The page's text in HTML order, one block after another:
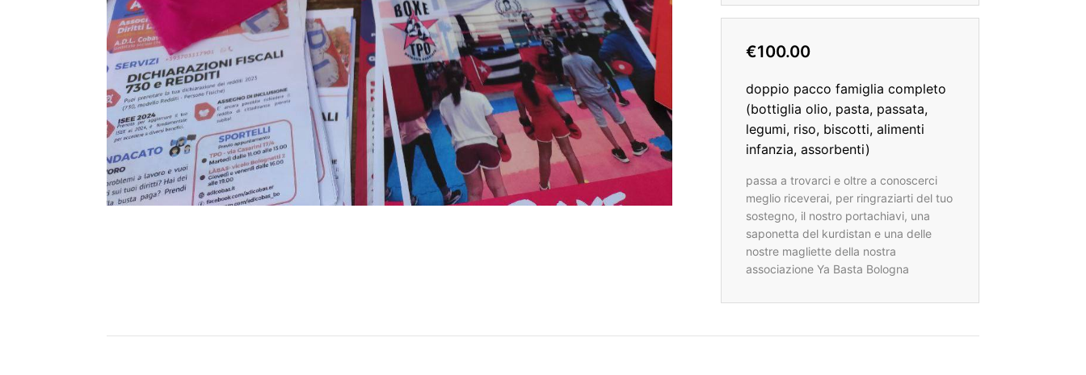
€100.00
doppio pacco famiglia completo
(bottiglia olio, pasta, passata,
legumi, riso, biscotti, alimenti
infanzia, assorbenti)
passa a trovarci e oltre a conoscerci
meglio riceverai, per ringraziarti del tuo
sostegno, il nostro portachiavi, una
saponetta del kurdistan e una delle
nostre magliette della nostra
associazione Ya Basta Bologna